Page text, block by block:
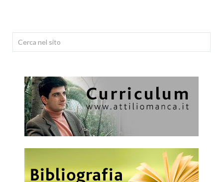
Cerca...